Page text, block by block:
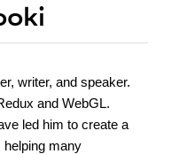
writer, and speaker.
and WebGL.
led him to create a
helping many